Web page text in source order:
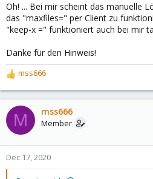
Oh! ... Bei mir scheint das manuelle
das "maxfiles=" per Client zu
"keep-x =" funktioniert auch bei mir
Danke für den Hinweis!
R
e
a
c
t
o
n
mss666
M mss666
Member
Dec 17, 2020